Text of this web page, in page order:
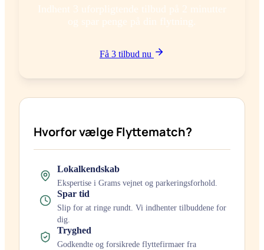
Indhent 3 uforpligtende tilbud på 2 minutter
og spar penge på din flytning.
Få 3 tilbud nu
Hvorfor vælge Flyttematch?
Lokalkendskab
Ekspertise i Grams vejnet og parkeringsforhold.
Spar tid
Slip for at ringe rundt. Vi indhenter tilbuddene for
dig.
Tryghed
Godkendte og forsikrede flyttefirmaer fra